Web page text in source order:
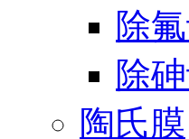
除
除
陶氏膜